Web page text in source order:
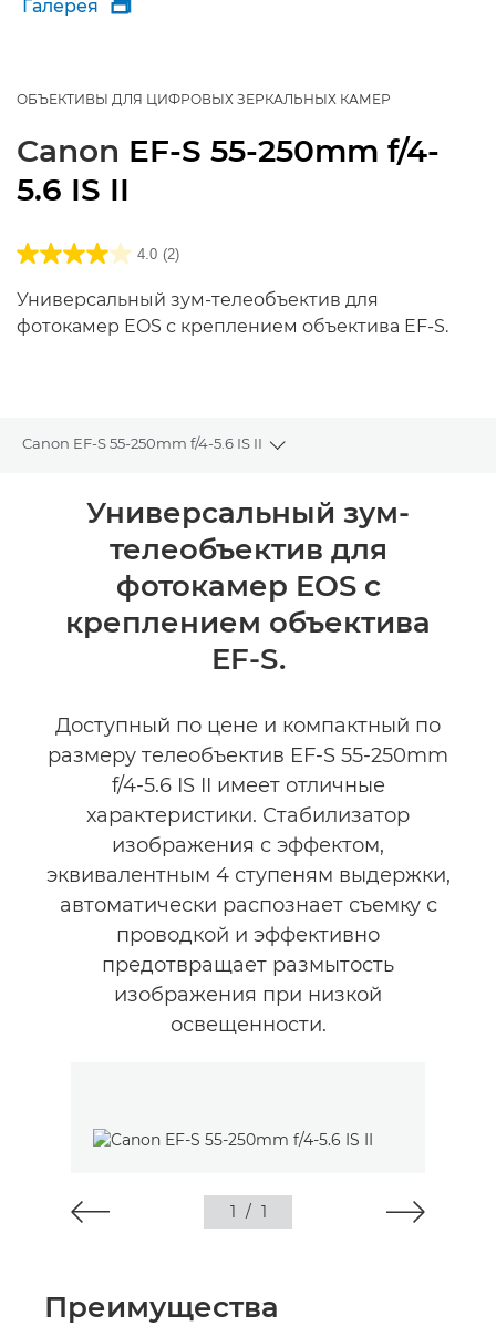
Галерея 
ОБЪЕКТИВЫ ДЛЯ ЦИФРОВЫХ ЗЕРКАЛЬНЫХ КАМЕР
Canon EF-S 55-250mm f/4-
5.6 IS II
4.0 (2)
Универсальный зум-телеобъектив для
фотокамер EOS с креплением объектива EF-S.
Canon EF-S 55-250mm f/4-5.6 IS II
Toggle breadcrumbs
Общая информация
Универсальный зум-
телеобъектив для
фотокамер EOS с
креплением объектива
EF-S.
Доступный по цене и компактный по
размеру телеобъектив EF-S 55-250mm
f/4-5.6 IS II имеет отличные
характеристики. Стабилизатор
изображения с эффектом,
эквивалентным 4 ступеням выдержки,
автоматически распознает съемку с
проводкой и эффективно
предотвращает размытость
изображения при низкой
освещенности.
1 / 1
Преимущества